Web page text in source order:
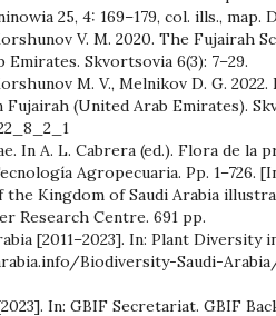
25, 4: 169–179, col. ills., map.
V. M. 2020. The Fujairah
Skvortsovia 6(3): 7–29.
M. V., Melnikov D. G.
(United Arab Emirates).
In A. L. Cabrera (ed.). Flora de la
Agropecuaria. Pp. 1–726.
the Kingdom of Saudi Arabia
Research Centre. 691 pp.
[2011–2023]. In: Plant Diversity
Biodiversity-Saudi-
In: GBIF Secretariat. GBIF